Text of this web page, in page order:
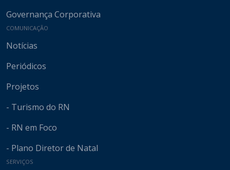
Governança Corporativa
COMUNICAÇÃO
Notícias
Periódicos
Projetos
- Turismo do RN
- RN em Foco
- Plano Diretor de Natal
SERVIÇOS